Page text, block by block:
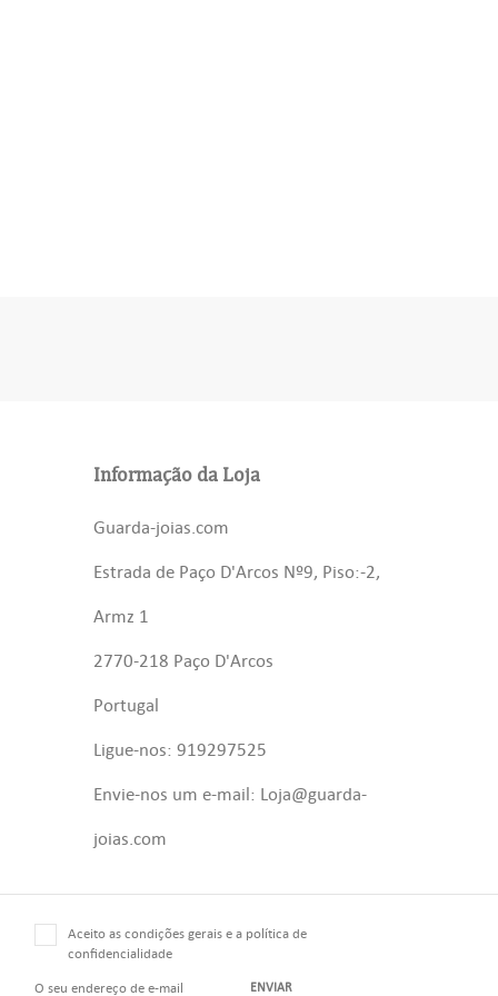
Informação da Loja
Guarda-joias.com
Estrada de Paço D'Arcos Nº9, Piso:-2,
Armz 1
2770-218 Paço D'Arcos
Portugal
Ligue-nos: 919297525
Envie-nos um e-mail: Loja@guarda-
joias.com
Aceito as condições gerais e a política de
confidencialidade
ENVIAR